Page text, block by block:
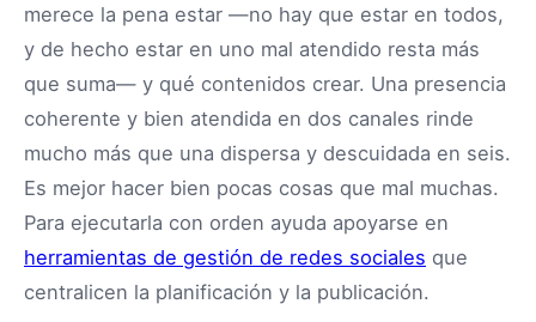
merece la pena estar —no hay que estar en todos,
y de hecho estar en uno mal atendido resta más
que suma— y qué contenidos crear. Una presencia
coherente y bien atendida en dos canales rinde
mucho más que una dispersa y descuidada en seis.
Es mejor hacer bien pocas cosas que mal muchas.
Para ejecutarla con orden ayuda apoyarse en
herramientas de gestión de redes sociales que
centralicen la planificación y la publicación.